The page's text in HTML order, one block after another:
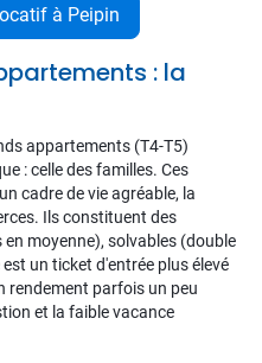
à Peipin
: la
appartements (T4-T5)
: celle des familles. Ces
cadre de vie agréable, la
Ils constituent des
moyenne), solvables (double
un ticket d'entrée plus élevé
rendement parfois un peu
et la faible vacance